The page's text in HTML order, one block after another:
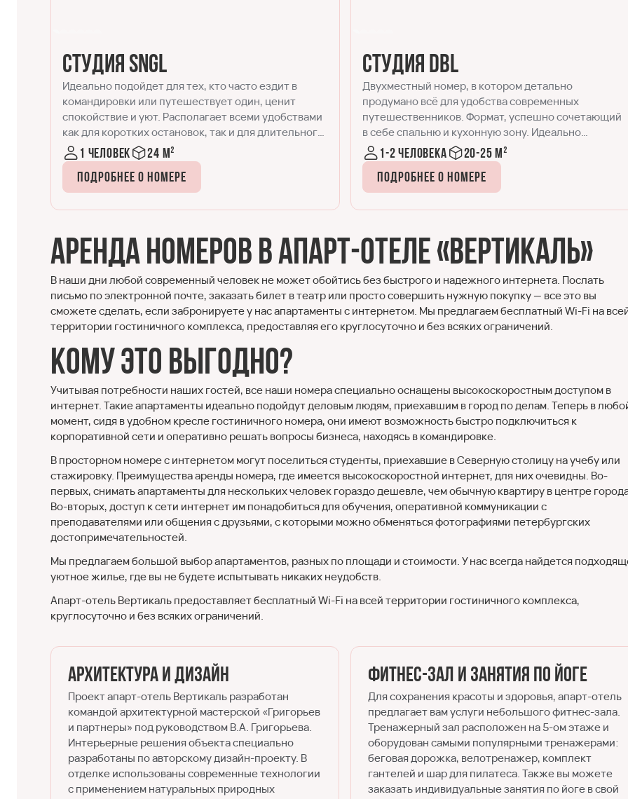
Студия DBL
Двухместный номер, в котором детально
продумано всё для удобства современных
путешественников. Формат, успешно сочетающий
в себе спальню и кухонную зону. Идеально
подходит для размещения одного-двух гостей.
1-2 человека
20-25 м²
Подробнее о номере
Стандарт
Номер Стандарт отличается от Студии DBL чуть
большей площадью и наличием рабочего места,
помимо спальной и кухонной зон. Отлично
подходит для комфортного размещения одного
или двух гостей, как во время командировки, так и
для отдыха.
1-2 человека
30-35 м²
Подробнее о номере
Аренда номеров в апарт-отеле «Вертикаль»
В наши дни любой современный человек не может обойтись без быстрого и надежного интернета. Послать
письмо по электронной почте, заказать билет в театр или просто совершить нужную покупку — все это вы
сможете сделать, если забронируете у нас апартаменты с интернетом. Мы предлагаем бесплатный Wi-Fi на
территории гостиничного комплекса, предоставляя его круглосуточно и без всяких ограничений.
Кому это выгодно?
Учитывая потребности наших гостей, все наши номера специально оснащены высокоскоростным доступом в
интернет. Такие апартаменты идеально подойдут деловым людям, приехавшим в город по делам. Теперь в
момент, сидя в удобном кресле гостиничного номера, они имеют возможность быстро подключиться к
корпоративной сети и оперативно решать вопросы бизнеса, находясь в командировке.
В просторном номере с интернетом могут поселиться студенты, приехавшие в Северную столицу на учебу или
стажировку. Преимущества аренды номера, где имеется высокоскоростной интернет, для них очевидны. Во-
первых, снимать апартаменты для нескольких человек гораздо дешевле, чем обычную квартиру в центре
Во-вторых, доступ к сети интернет им понадобиться для обучения, оперативной коммуникации с
преподавателями или общения с друзьями, с которыми можно обменяться фотографиями петербургских
достопримечательностей.
Мы предлагаем большой выбор апартаментов, разных по площади и стоимости. У нас всегда найдется
уютное жилье, где вы не будете испытывать никаких неудобств.
Апарт-отель Вертикаль предоставляет бесплатный Wi-Fi на всей территории гостиничного комплекса,
круглосуточно и без всяких ограничений.
Архитектура и дизайн
Проект апарт-отель Вертикаль разработан
командой архитектурной мастерской «Григорьев
и партнеры» под руководством В.А. Григорьева.
Интерьерные решения объекта специально
разработаны по авторскому дизайн-проекту. В
отделке использованы современные технологии
с применением натуральных природных
Фитнес-зал и занятия по йоге
Для сохранения красоты и здоровья, апарт-отель
предлагает вам услуги небольшого фитнес-зала.
Тренажерный зал расположен на 5-ом этаже и
оборудован самыми популярными тренажерами:
беговая дорожка, велотренажер, комплект
гантелей и шар для пилатеса. Также вы можете
заказать индивидуальные занятия по йоге в свой